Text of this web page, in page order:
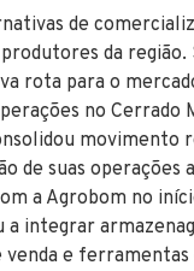
de
da região.
rota para o
no Cerrado
movimento
de suas operações
a Agrobom no
a integrar
venda e